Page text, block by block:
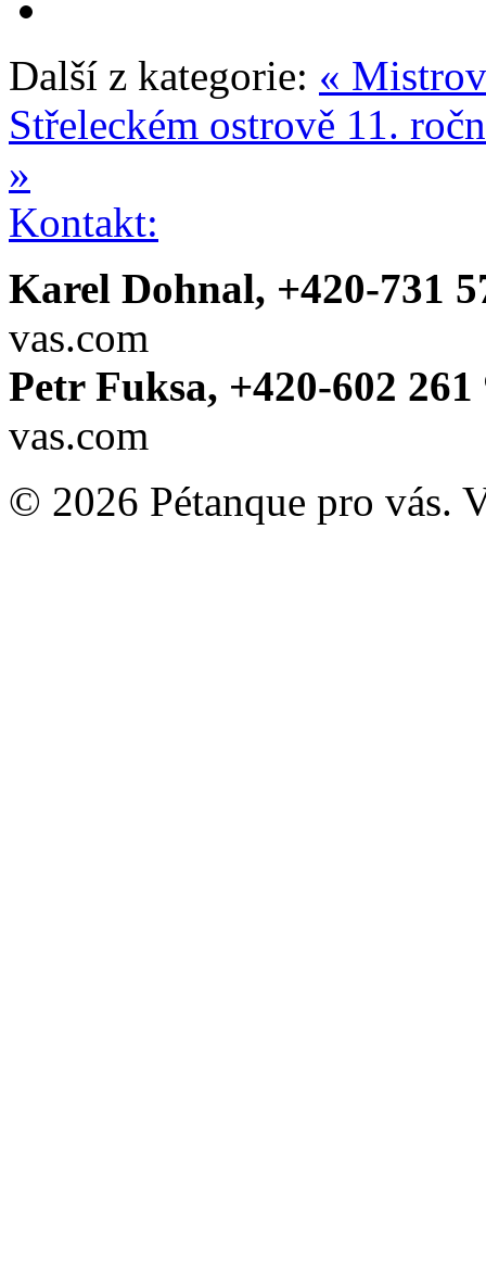
Další z kategorie: «
Střeleckém ostrově 11.
»
Kontakt:
Karel Dohnal, +420-731
vas.com
Petr Fuksa, +420-602 261
vas.com
© 2026 Pétanque pro vás.